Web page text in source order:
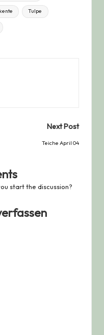
Tulpe
Next Post
Teiche April 04
start the discussion?